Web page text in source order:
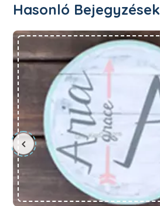
Hasonló Bejegyzések